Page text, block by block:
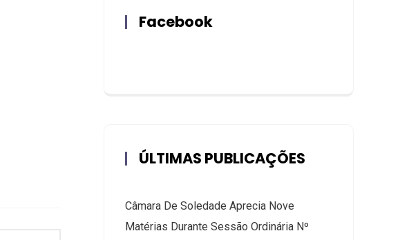
Facebook
ÚLTIMAS PUBLICAÇÕES
Câmara De Soledade Aprecia Nove
Matérias Durante Sessão Ordinária Nº